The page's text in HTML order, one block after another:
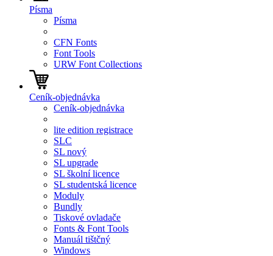
Písma
Písma
CFN Fonts
Font Tools
URW Font Collections
Ceník-objednávka
Ceník-objednávka
lite edition registrace
SLC
SL nový
SL upgrade
SL školní licence
SL studentská licence
Moduly
Bundly
Tiskové ovladače
Fonts & Font Tools
Manuál tištčný
Windows